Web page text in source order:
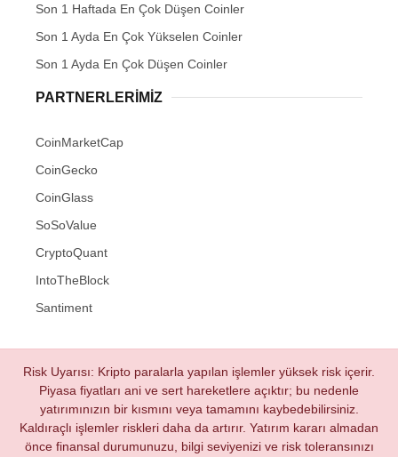
Son 1 Haftada En Çok Düşen Coinler
Son 1 Ayda En Çok Yükselen Coinler
Son 1 Ayda En Çok Düşen Coinler
PARTNERLERIMIZ
CoinMarketCap
CoinGecko
CoinGlass
SoSoValue
CryptoQuant
IntoTheBlock
Santiment
Risk Uyarısı: Kripto paralarla yapılan işlemler yüksek risk içerir.
Piyasa fiyatları ani ve sert hareketlere açıktır; bu nedenle
yatırımınızın bir kısmını veya tamamını kaybedebilirsiniz.
Kaldıraçlı işlemler riskleri daha da artırır. Yatırım kararı almadan
önce finansal durumunuzu, bilgi seviyenizi ve risk toleransınızı